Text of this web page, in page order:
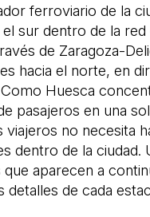
ferroviario de la
sur dentro de la red
de Zaragoza-
hacia el norte, en
Huesca
pasajeros en una
viajeros no necesita
dentro de la ciudad.
aparecen a
detalles de cada